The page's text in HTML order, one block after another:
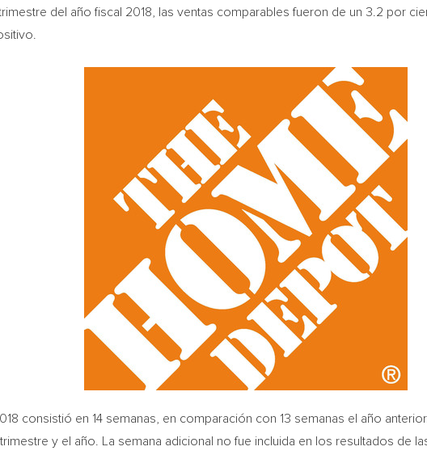
del año fiscal 2018, las ventas comparables fueron de un 3.2 por
consistió en 14 semanas, en comparación con 13 semanas el año
y el año. La semana adicional no fue incluida en los resultados de